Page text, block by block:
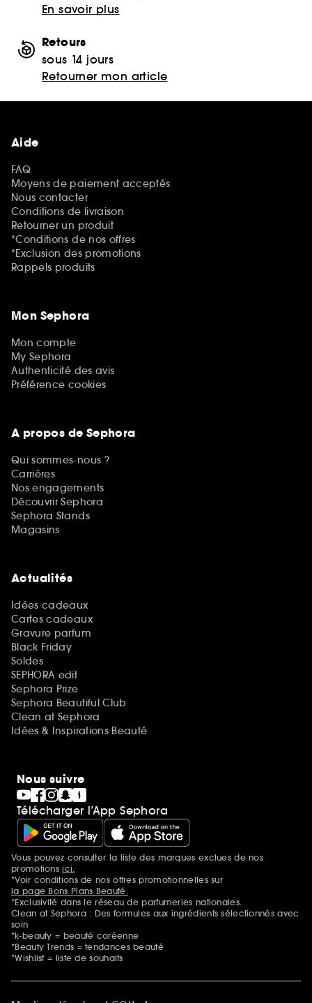
En savoir plus
Retours
sous 14 jours
Retourner mon article
Aide
FAQ
Moyens de paiement acceptés
Nous contacter
Conditions de livraison
Retourner un produit
*Conditions de nos offres
*Exclusion des promotions
Rappels produits
Mon Sephora
Mon compte
My Sephora
Authenticité des avis
Préférence cookies
A propos de Sephora
Qui sommes-nous ?
Carrières
Nos engagements
Découvrir Sephora
Sephora Stands
Magasins
Actualités
Idées cadeaux
Cartes cadeaux
Gravure parfum
Black Friday
Soldes
SEPHORA edit
Sephora Prize
Sephora Beautiful Club
Clean at Sephora
Idées & Inspirations Beauté
Nous suivre
Télécharger l’App Sephora
Mentions additionnelles
Vous pouvez consulter la liste des marques exclues de nos
promotionsici.
*Voir conditions de nos offres promotionnelles sur
la page Bons Plans Beauté.
*Exclusivité dans le réseau de parfumeries nationales.
Clean at Sephora : Des formules aux ingrédients sélectionnés avec
soin
*k-beauty = beauté coréenne
*Beauty Trends = tendances beauté
*Wishlist = liste de souhaits